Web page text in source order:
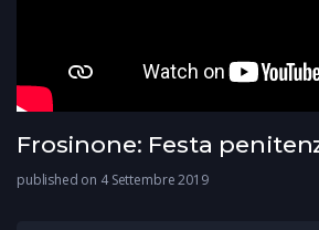
Frosinone: Festa
published on 4 Settembre 2019